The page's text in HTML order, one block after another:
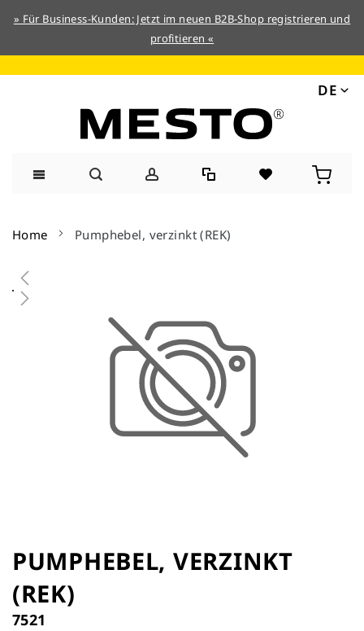
» Für Business-Kunden: Jetzt im neuen B2B-Shop registrieren und
profitieren «
DE
Inhalt
Home Pumphebel, verzinkt (REK)
Zum
Ende
Anfang
der
Bildergalerie
springen
PUMPHEBEL, VERZINKT
(REK)
7521